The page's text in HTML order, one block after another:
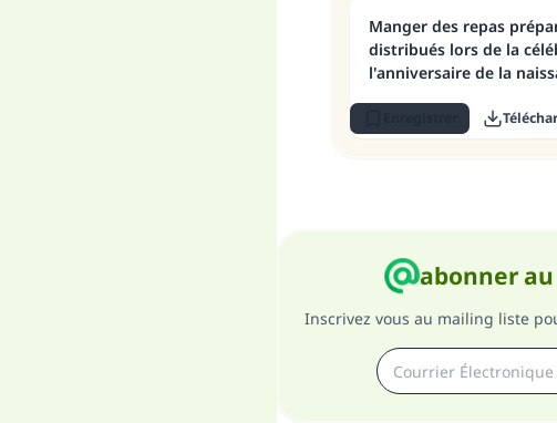
Manger des repas
distribués lors de la
l'anniversaire de la
abonner
Inscrivez vous au mailing liste